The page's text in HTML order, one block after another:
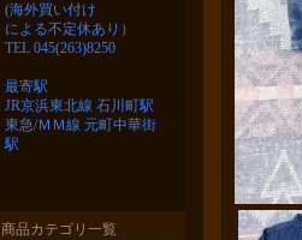
(海外買い付け
による不定休あり）
TEL 045(263)8250
最寄駅
JR京浜東北線 石川町駅
東急/ＭＭ線 元町中華街
駅
商品カテゴリ一覧